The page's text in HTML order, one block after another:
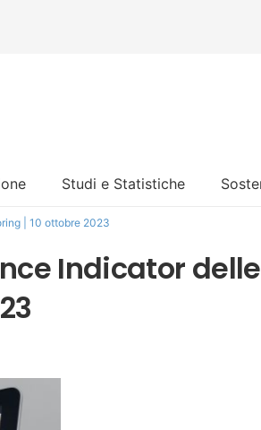
Studi e Statistiche
| 10 ottobre 2023
Indicator delle